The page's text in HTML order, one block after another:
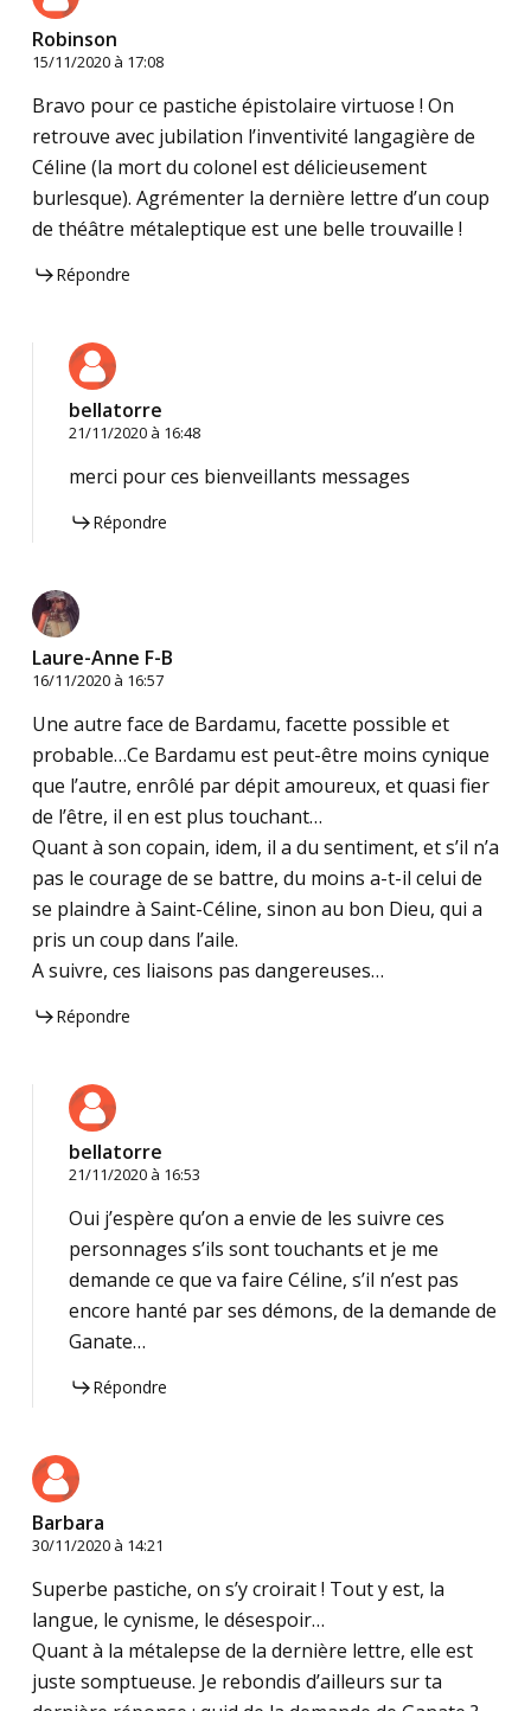
Robinson
15/11/2020 à 17:08
Bravo pour ce pastiche épistolaire virtuose ! On
retrouve avec jubilation l’inventivité langagière de
Céline (la mort du colonel est délicieusement
burlesque). Agrémenter la dernière lettre d’un coup
de théâtre métaleptique est une belle trouvaille !
Répondre
bellatorre
21/11/2020 à 16:48
merci pour ces bienveillants messages
Répondre
Laure-Anne F-B
16/11/2020 à 16:57
Une autre face de Bardamu, facette possible et
probable…Ce Bardamu est peut-être moins cynique
que l’autre, enrôlé par dépit amoureux, et quasi fier
de l’être, il en est plus touchant…
Quant à son copain, idem, il a du sentiment, et s’il n’a
pas le courage de se battre, du moins a-t-il celui de
se plaindre à Saint-Céline, sinon au bon Dieu, qui a
pris un coup dans l’aile.
A suivre, ces liaisons pas dangereuses…
Répondre
bellatorre
21/11/2020 à 16:53
Oui j’espère qu’on a envie de les suivre ces
personnages s’ils sont touchants et je me
demande ce que va faire Céline, s’il n’est pas
encore hanté par ses démons, de la demande de
Ganate…
Répondre
Barbara
30/11/2020 à 14:21
Superbe pastiche, on s’y croirait ! Tout y est, la
langue, le cynisme, le désespoir…
Quant à la métalepse de la dernière lettre, elle est
juste somptueuse. Je rebondis d’ailleurs sur ta